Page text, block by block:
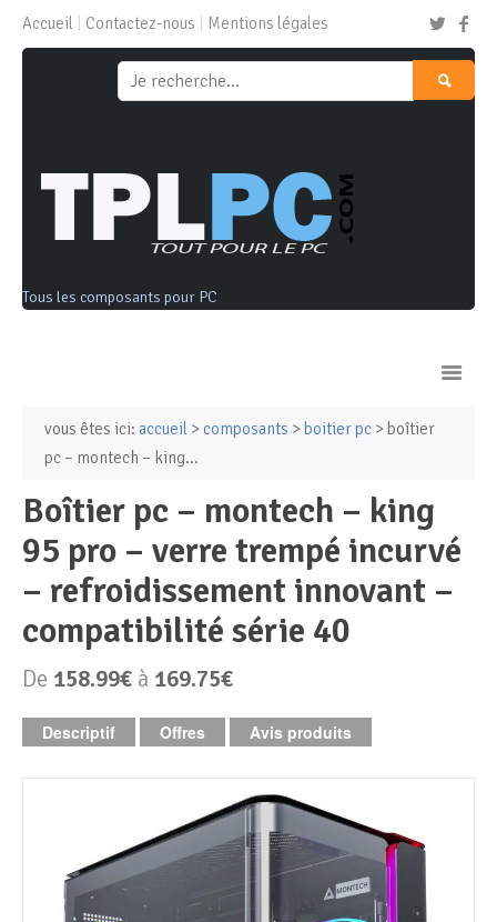
Accueil Contactez-nous Mentions légales
Tous les composants pour PC
Ordinateurs & Tablettes
PC de bureau
Mini PC
PC Tout-en-un
Tablettes
Alimentation PC
Boitier PC
Carte graphique
Mémoire Notebook
Périphériques & Réseaux
Clavier & Souris
Ecran PC
vous êtes ici: accueil > composants > boitier pc > boîtier
pc – montech – king...
boîtier pc – montech – king
95 pro – verre trempé incurvé
– refroidissement innovant –
compatibilité série 40
De 158.99€ à 169.75€
Descriptif Offres Avis produits